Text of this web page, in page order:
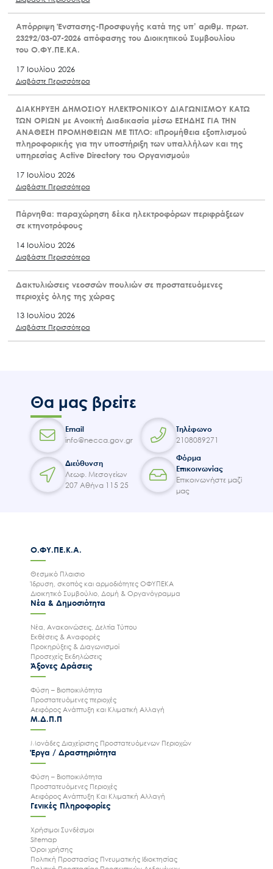
Απόρριψη Ένστασης-Προσφυγής κατά της υπ’ αριθμ. πρωτ.
23292/03-07-2026 απόφασης του Διοικητικού Συμβουλίου
του Ο.ΦΥ.ΠΕ.ΚΑ.
17 Ιουλίου 2026
Διαβάστε Περισσότερα
ΔΙΑΚΗΡΥΞΗ ΔΗΜΟΣΙΟΥ ΗΛΕΚΤΡΟΝΙΚΟΥ ΔΙΑΓΩΝΙΣΜΟΥ ΚΑΤΩ
ΤΩΝ ΟΡΙΩΝ με Ανοικτή Διαδικασία μέσω ΕΣΗΔΗΣ ΓΙΑ ΤΗΝ
ΑΝΑΘΕΣΗ ΠΡΟΜΗΘΕΙΩΝ ΜΕ ΤΙΤΛΟ: «Προμήθεια εξοπλισμού
πληροφορικής για την υποστήριξη των υπαλλήλων και της
υπηρεσίας Active Directory του Οργανισμού»
17 Ιουλίου 2026
Διαβάστε Περισσότερα
Πάρνηθα: παραχώρηση δέκα ηλεκτροφόρων περιφράξεων
σε κτηνοτρόφους
14 Ιουλίου 2026
Διαβάστε Περισσότερα
Δακτυλιώσεις νεοσσών πουλιών σε προστατευόμενες
περιοχές όλης της χώρας
13 Ιουλίου 2026
Διαβάστε Περισσότερα
Θα μας βρείτε
Email
info@necca.gov.gr
Τηλέφωνο
2108089271
Διεύθυνση
Λεωφ. Μεσογείων
207 Αθήνα 115 25
Φόρμα
Επικοινωνίας
Επικοινωνήστε μαζί
μας
Ο.ΦΥ.ΠΕ.Κ.Α.
Θεσμικό Πλαισιο
Ίδρυση, σκοπός και αρμοδιότητες ΟΦΥΠΕΚΑ
Διοικητικό Συμβούλιο, Δομή & Οργανόγραμμα
Νέα & Δημοσιότητα
Νέα, Ανακοινώσεις, Δελτία Τύπου
Εκθέσεις & Αναφορές
Προκηρύξεις & Διαγωνισμοί
Προσεχείς Εκδηλώσεις
Άξονες Δράσεις
Φύση – Βιοποικιλότητα
Προστατευόμενες περιοχές
Αειφόρος Ανάπτυξη και Κλιματική Αλλαγή
Μ.Δ.Π.Π
Μονάδες Διαχείρισης Προστατευόμενων Περιοχών
Έργα / Δραστηριότητα
Φύση – Βιοποικιλότητα
Προστατευόμενες Περιοχές
Αειφόρος Ανάπτυξη Και Κλιματική Αλλαγή
Γενικές Πληροφορίες
Χρήσιμοι Συνδέσμοι
Sitemap
Όροι χρήσης
Πολιτική Προστασίας Πνευματικής Ιδιοκτησίας